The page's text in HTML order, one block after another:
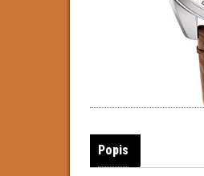
Popis